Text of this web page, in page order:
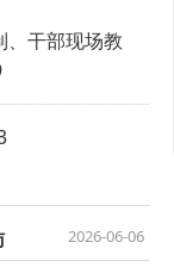
、干部现场教
2026-06-06